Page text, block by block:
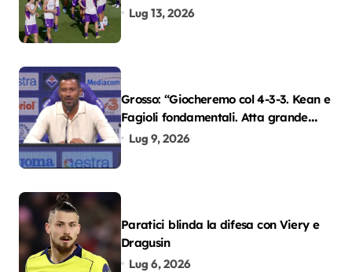
Lug 13, 2026
Grosso: “Giocheremo col 4-3-3. Kean e
Fagioli fondamentali. Atta grande
colpo”
Lug 9, 2026
Paratici blinda la difesa con Viery e
Dragusin
Lug 6, 2026